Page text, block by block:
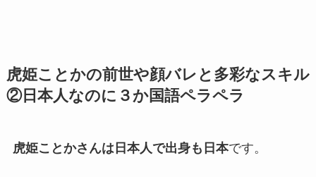
虎姫ことかの前世や顔バレと多彩なスキル
②日本人なのに３か国語ペラペラ
虎姫ことかさんは日本人で出身も日本です。